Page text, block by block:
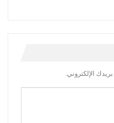
الإلكتروني.